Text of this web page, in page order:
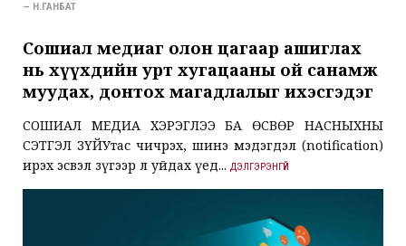
— Н.ГАНБАТ
Сошиал медиаг олон цагаар ашиглах
нь хүүхдийн урт хугацааны ой санамж
муудах, донтох магадлалыг ихэсгэдэг
СОШИАЛ МЕДИА ХЭРЭГЛЭЭ БА ӨСВӨР НАСНЫХНЫ
СЭТГЭЛ ЗҮЙУтас чичрэх, шинэ мэдэгдэл (notification)
ирэх эсвэл зүгээр л уйдах үед... ДЭЛГЭРЭНГҮЙ